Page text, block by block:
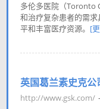
多伦多医院（Toronto
和治疗复杂患者的需
平和丰富医疗资源。 [
英国葛兰素史克公
http://www.gsk.com/